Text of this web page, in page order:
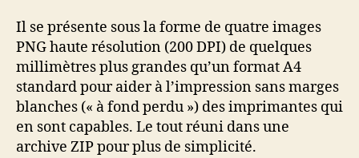
Il se présente sous la forme de quatre images
PNG haute résolution (200 DPI) de quelques
millimètres plus grandes qu’un format A4
standard pour aider à l’impression sans marges
blanches (« à fond perdu ») des imprimantes qui
en sont capables. Le tout réuni dans une
archive ZIP pour plus de simplicité.